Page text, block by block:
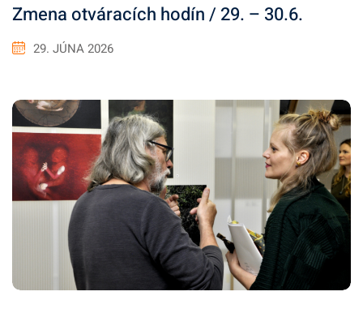
Zmena otváracích hodín / 29. – 30.6.
29. JÚNA 2026